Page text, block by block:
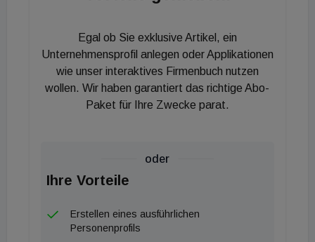
Egal ob Sie exklusive Artikel, ein
Unternehmensprofil anlegen oder Applikationen
wie unser interaktives Firmenbuch nutzen
wollen. Wir haben garantiert das richtige Abo-
Paket für Ihre Zwecke parat.
oder
Ihre Vorteile
Erstellen eines ausführlichen
Personenprofils